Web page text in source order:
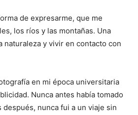
de expresarme, que me
los ríos y las montañas. Una
naturaleza y vivir en contacto con
en mi época universitaria
Nunca antes había tomado
después, nunca fui a un viaje sin